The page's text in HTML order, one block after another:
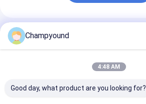
Productos Recomendados
Champyound
4:48 AM
Good day, what product are you looking for?